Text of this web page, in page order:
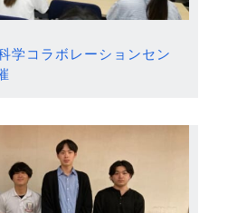
学コラボレーションセン